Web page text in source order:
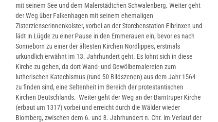
mit seinem See und dem Malerstädtchen Schwalenberg. Weiter geht
der Weg über Falkenhagen mit seinem ehemaligen
Zisterzienserinnenkolster, vorbei an der Storchenstation Elbrinxen und
lädt in Lügde zu einer Pause in den Emmerauen ein, bevor es nach
Sonneborn zu einer der ältesten Kirchen Nordlippes, erstmals
urkundlich erwähnt im 13. Jahrhundert geht. Es lohnt sich in diese
Kirche zu gehen, da dort Wand- und Gewölbemalereien zum
lutherischen Katechismus (rund 50 Bildszenen) aus dem Jahr 1564
zu finden sind, eine Seltenheit im Bereich der protestantischen
Kirchen Deutschlands. Weiter geht der Weg an der Barntruper Kirche
(erbaut um 1317) vorbei und erreicht durch die Wälder wieder
Blomberg, zwischen dem 6. und 8. Jahrhundert n. Chr. im Verlauf der